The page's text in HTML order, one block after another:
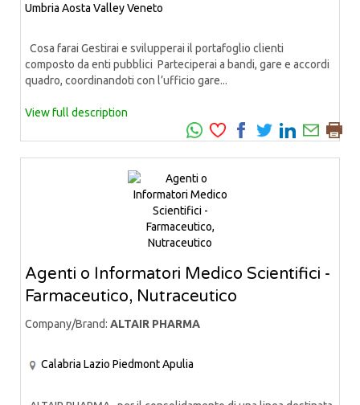
Umbria Aosta ValleyVeneto
Cosa farai Gestirai e svilupperai il portafoglio clienti
composto da enti pubblici Parteciperai a bandi, gare e accordi
quadro, coordinandoti con l’ufficio gare...
View full description
Agenti o Informatori Medico Scientifici -
Farmaceutico, Nutraceutico
Company/Brand: ALTAIR PHARMA
Calabria Lazio PiedmontApulia